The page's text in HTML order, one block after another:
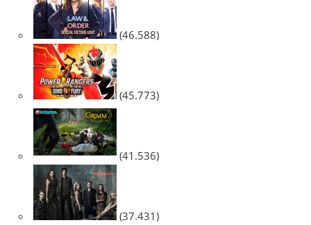
(46.588)
(45.773)
(41.536)
(37.431)